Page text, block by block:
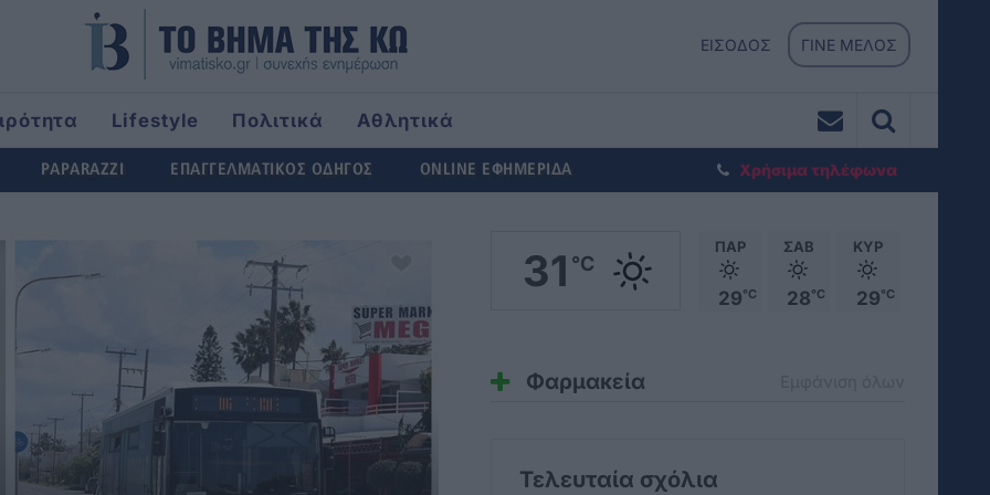
ΕΙΣΟΔΟΣ ΓΙΝΕ ΜΕΛΟΣ
Lifestyle Πολιτικά
Αθλητικά
PAPARAZZI ΕΠΑΓΓΕΛΜΑΤΙΚΟΣ ΟΔΗΓΟΣ ONLINE ΕΦΗΜΕΡΙΔΑ Χρήσιμα τηλέφωνα
31 °C
ΠΑΡ
29°C
ΣΑΒ
28°C
ΚΥΡ
29°C
Φαρμακεία
Τελευταία σχόλια